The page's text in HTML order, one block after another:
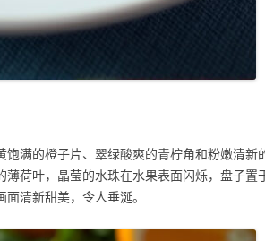
满的橙子片、翠绿酸爽的青柠角和粉嫩清新
荷叶，晶莹的水珠在水果表面闪烁，盘子置
清新甜美，令人垂涎。